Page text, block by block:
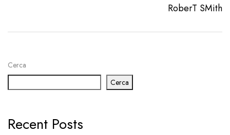
Cerca
Cerca
Recent Posts
RoberT SMith